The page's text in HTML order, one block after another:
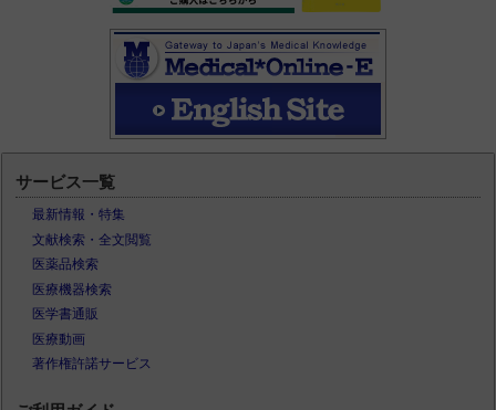
サービス一覧
最新情報・特集
文献検索・全文閲覧
医薬品検索
医療機器検索
医学書通販
医療動画
著作権許諾サービス